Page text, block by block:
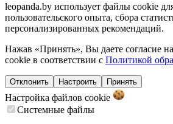
leopanda.by использует файлы cookie
пользовательского опыта, сбора
персонализированных рекомендаций.
Нажав «Принять», Вы даете согласие
cookie в соответствии с Политикой
Отклонить Настроить Принять
Настройка файлов cookie
Системные файлы